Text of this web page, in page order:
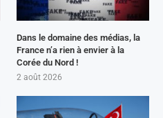
Dans le domaine des médias, la
France n’a rien à envier à la
Corée du Nord !
2 août 2026